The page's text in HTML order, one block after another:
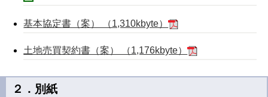
基本協定書（案） （1,310kbyte）
土地売買契約書（案） （1,176kbyte）
２．別紙